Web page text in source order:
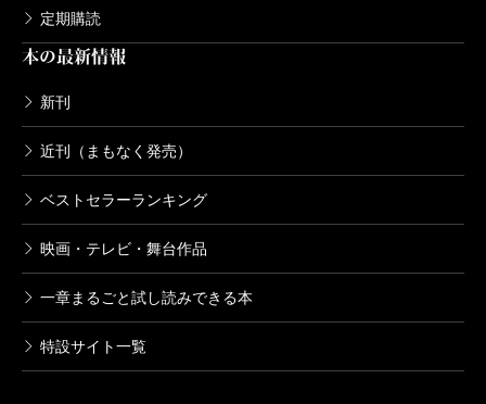
定期購読
本の最新情報
新刊
近刊（まもなく発売）
ベストセラーランキング
映画・テレビ・舞台作品
一章まるごと試し読みできる本
特設サイト一覧